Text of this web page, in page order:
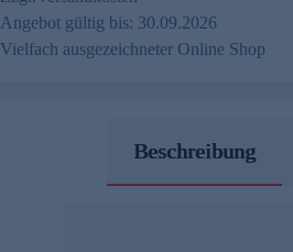
Angebot gültig bis: 30.09.2026
Vielfach ausgezeichneter Online Shop
Beschreibung